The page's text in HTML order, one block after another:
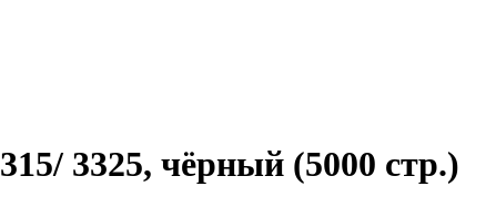
3325, чёрный (5000 стр.)